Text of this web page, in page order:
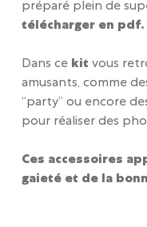
préparé plein de
télécharger en pdf.
Dans ce kit vous
amusants, comme
“party” ou encore
pour réaliser des
Ces accessoires
gaieté et de la